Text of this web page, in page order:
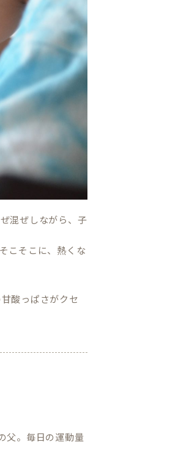
混ぜしながら、子
こそこに、熱くな
酸っぱさがクセ
父。毎日の運動量